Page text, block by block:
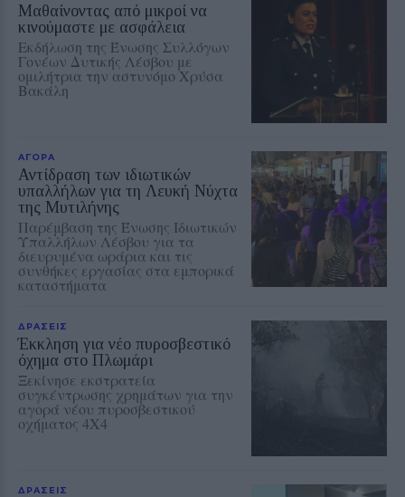
Μαθαίνοντας από μικροί να
κινούμαστε με ασφάλεια
Εκδήλωση της Ένωσης Συλλόγων
Γονέων Δυτικής Λέσβου με
ομιλήτρια την αστυνόμο Χρύσα
Βακάλη
ΑΓΟΡΑ
Αντίδραση των ιδιωτικών
υπαλλήλων για τη Λευκή Νύχτα
της Μυτιλήνης
Παρέμβαση της Ένωσης Ιδιωτικών
Υπαλλήλων Λέσβου για τα
διευρυμένα ωράρια και τις
συνθήκες εργασίας στα εμπορικά
καταστήματα
ΔΡΑΣΕΙΣ
Έκκληση για νέο πυροσβεστικό
όχημα στο Πλωμάρι
Ξεκίνησε εκστρατεία
συγκέντρωσης χρημάτων για την
αγορά νέου πυροσβεστικού
οχήματος 4Χ4
ΔΡΑΣΕΙΣ